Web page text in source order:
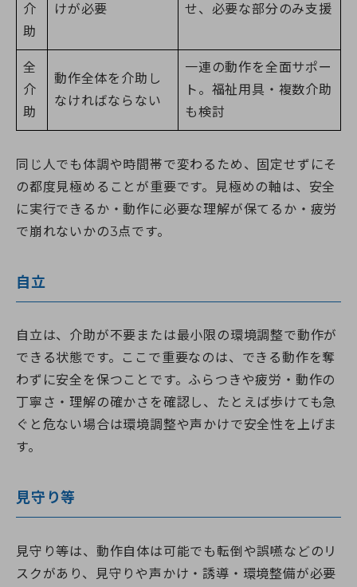
介
助
けが必要 せ、必要な部分のみ支援
全
介
助
動作全体を介助し
なければならない
一連の動作を全面サポー
ト。福祉用具・複数介助
も検討
同じ人でも体調や時間帯で変わるため、固定せずにそ
の都度見極めることが重要です。見極めの軸は、安全
に実行できるか・動作に必要な理解が保てるか・疲労
で崩れないかの3点です。
自立
自立は、介助が不要または最小限の環境調整で動作が
できる状態です。ここで重要なのは、できる動作を奪
わずに安全を保つことです。ふらつきや疲労・動作の
丁寧さ・理解の確かさを確認し、たとえば歩けても急
ぐと危ない場合は環境調整や声かけで安全性を上げま
す。
見守り等
見守り等は、動作自体は可能でも転倒や誤嚥などのリ
スクがあり、見守りや声かけ・誘導・環境整備が必要